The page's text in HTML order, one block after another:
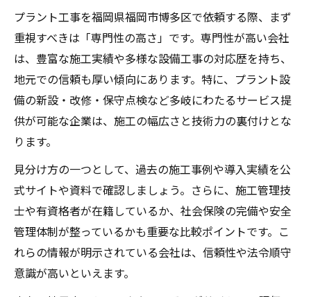
プラント工事を福岡県福岡市博多区で依頼する際、まず
重視すべきは「専門性の高さ」です。専門性が高い会社
は、豊富な施工実績や多様な設備工事の対応歴を持ち、
地元での信頼も厚い傾向にあります。特に、プラント設
備の新設・改修・保守点検など多岐にわたるサービス提
供が可能な企業は、施工の幅広さと技術力の裏付けとな
ります。
見分け方の一つとして、過去の施工事例や導入実績を公
式サイトや資料で確認しましょう。さらに、施工管理技
士や有資格者が在籍しているか、社会保険の完備や安全
管理体制が整っているかも重要な比較ポイントです。こ
れらの情報が明示されている会社は、信頼性や法令順守
意識が高いといえます。